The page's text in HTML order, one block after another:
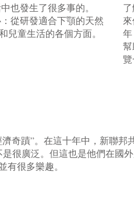
也發生了很多事的。
從研發適合下顎的天然
兒童生活的各個方面。
幫
奇蹟”。在這十年中，新聯邦
很廣泛。但這也是他們在國
有很多樂趣。